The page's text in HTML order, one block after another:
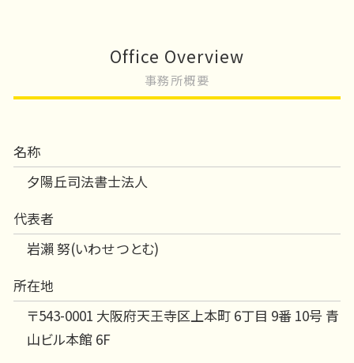
Office Overview
事務所概要
名称
夕陽丘司法書士法人
代表者
岩瀨 努(いわせ つとむ)
所在地
〒543-0001 大阪府天王寺区上本町 6丁目 9番 10号 青
山ビル本館 6F